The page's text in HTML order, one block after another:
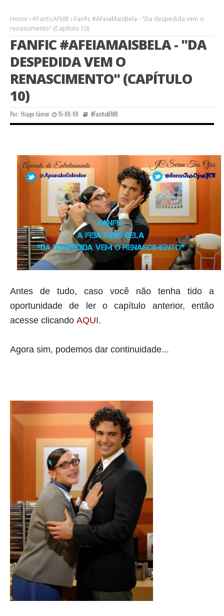
Home #FanficAFMB
Fanfic #AFeiaMaisBela - "Da despedida vem o
renascimento" (Capítulo 10)
FANFIC #AFEIAMAISBELA - "DA
DESPEDIDA VEM O
RENASCIMENTO" (CAPÍTULO
10)
Por: Hiago Júnior 15:00:00 #FanficAFMB
Antes de tudo, caso você não tenha tido a
oportunidade de ler o capítulo anterior, então
acesse clicando AQUI.
Agora sim, podemos dar continuidade...